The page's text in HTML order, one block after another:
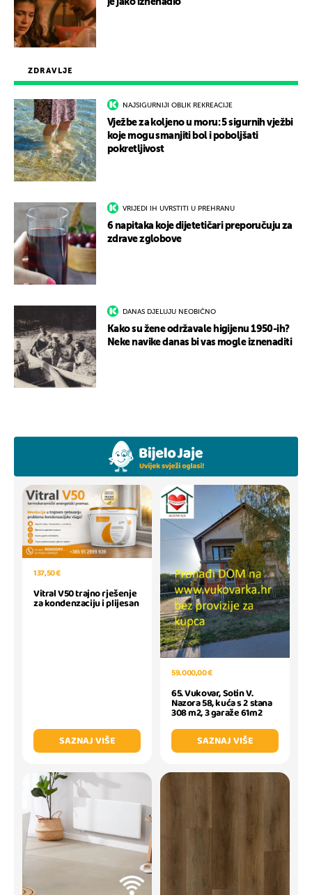
ZDRAVLJE
NAJSIGURNIJI OBLIK REKREACIJE
Vježbe za koljeno u moru: 5 sigurnih vježbi
koje mogu smanjiti bol i poboljšati
pokretljivost
VRIJEDI IH UVRSTITI U PREHRANU
6 napitaka koje dijetetičari preporučuju za
zdrave zglobove
DANAS DJELUJU NEOBIČNO
Kako su žene održavale higijenu 1950-ih?
Neke navike danas bi vas mogle iznenaditi
je jako iznenadio
137,50 €
Vitral V50 trajno rješenje
za kondenzaciju i plijesan
SAZNAJ VIŠE
59.000,00 €
65. Vukovar, Sotin V.
Nazora 58, kuća s 2 stana
308 m2, 3 garaže 61m2
SAZNAJ VIŠE